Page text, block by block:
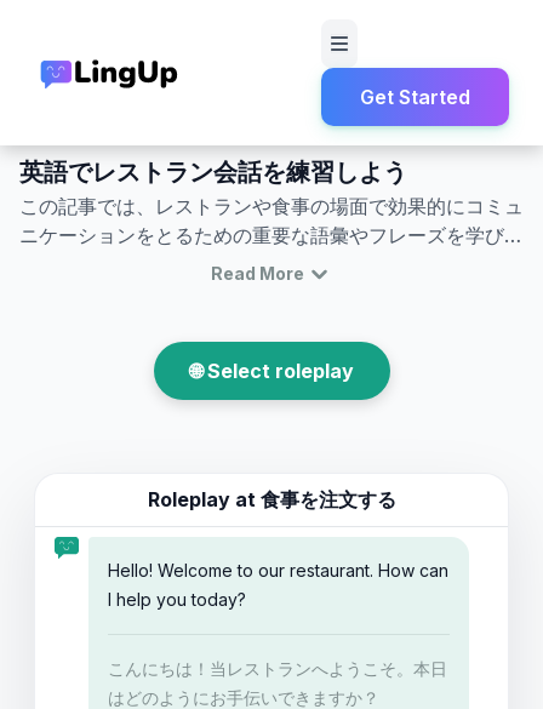
Get Started
英語でレストラン会話を練習しよう
この記事では、レストランや食事の場面で効果的にコミュ
ニケーションをとるための重要な語彙やフレーズを学びま
した。この知識は、実際の状況で自信を持って参加し、よ
し、生活を整えることができます。
Read More
🌐 Select roleplay
Roleplay at 食事を注文する
Hello! Welcome to our restaurant. How can
I help you today?
こんにちは！当レストランへようこそ。本日
はどのようにお手伝いできますか？